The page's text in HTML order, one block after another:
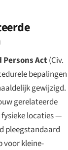
Act(Civ.
bepalingen
gewijzigd.
gerelateerde
locaties —
pleegstandaard
voor kleine-